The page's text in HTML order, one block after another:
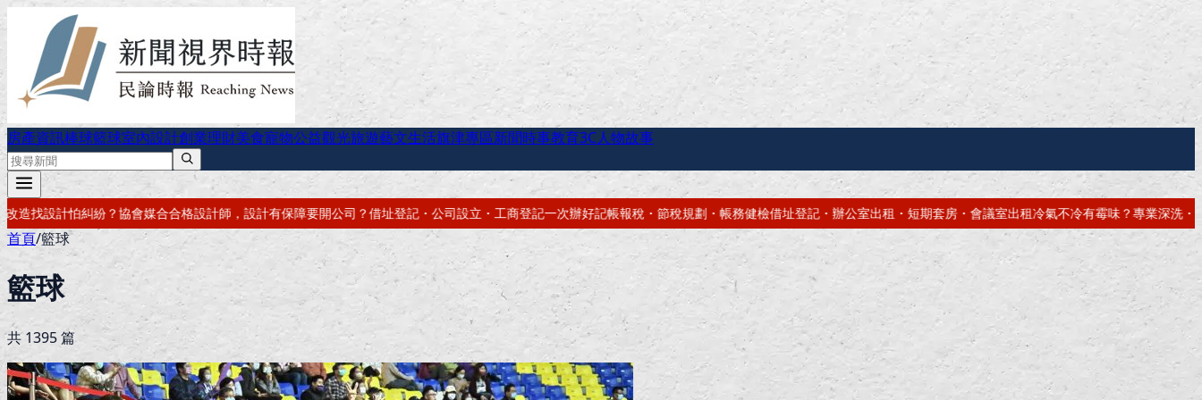
房產資訊棒球籃球室內設計創業理財美食寵物公益觀光旅遊藝文生活旗津專區新聞時事教育3C人物故事
，設計有保障要開公司？借址登記・公司設立・工商登記一次辦好記帳報稅・節稅規劃・帳務健檢借址登記・辦公室出租・短期套房・會議室出租冷氣不冷有霉味？專業深洗・免費估價網站免費做！高雄網頁設計・
首頁/籃球
籃球
共1395篇